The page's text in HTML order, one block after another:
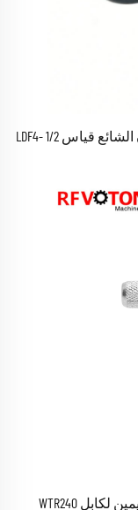
موصل نوع N ذكر مزود بمشبك للكابل المرن الشائع قياس 1/2 LDF4-